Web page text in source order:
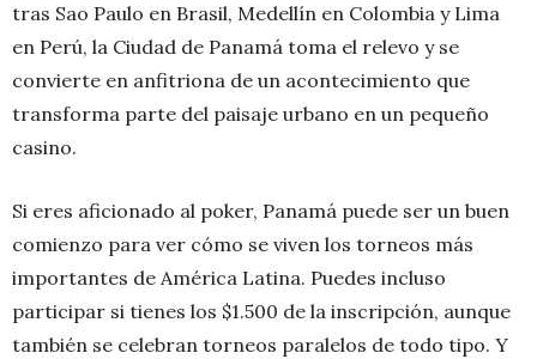
tras Sao Paulo en Brasil, Medellín en Colombia y Lima
en Perú, la Ciudad de Panamá toma el relevo y se
convierte en anfitriona de un acontecimiento que
transforma parte del paisaje urbano en un pequeño
casino.
Si eres aficionado al poker, Panamá puede ser un buen
comienzo para ver cómo se viven los torneos más
importantes de América Latina. Puedes incluso
participar si tienes los $1.500 de la inscripción, aunque
también se celebran torneos paralelos de todo tipo. Y